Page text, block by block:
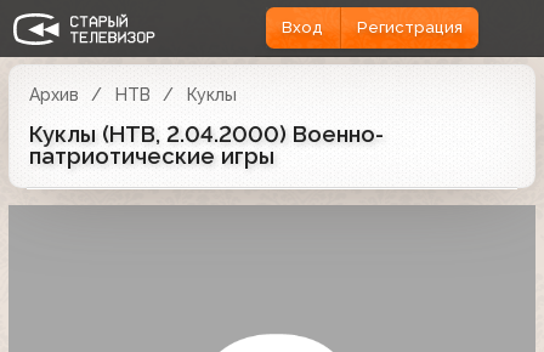
Вход Регистрация
Архив НТВ Куклы
Куклы (НТВ, 2.04.2000) Военно-
патриотические игры